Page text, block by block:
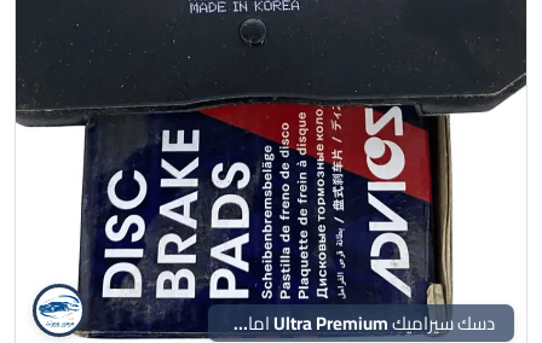
دسك سيراميك Ultra Premium امامي ADVICS – سوناتا – توسان – سبورتج 2020 – 2022